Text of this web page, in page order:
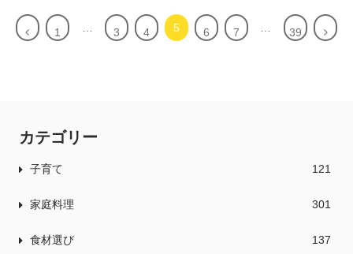
前 1 … 3 4 5 6 7 … 39 次
カテゴリー
子育て 121
家庭料理 301
食材選び 137